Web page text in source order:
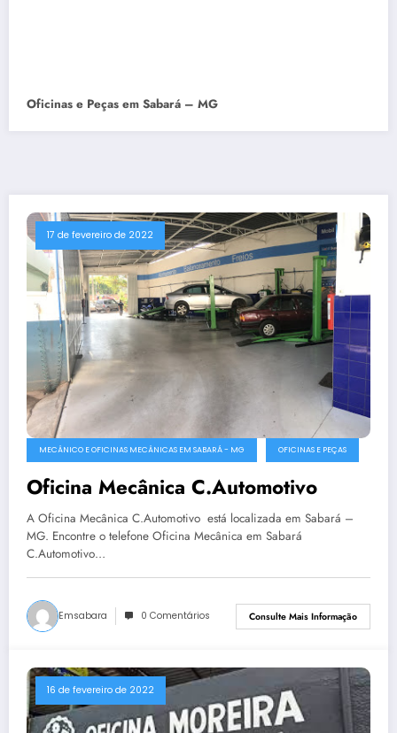
Oficinas e Peças em Sabará – MG
17 de fevereiro de 2022
MECÂNICO E OFICINAS MECÂNICAS EM SABARÁ - MG OFICINAS E PEÇAS
Oficina Mecânica C.Automotivo
A Oficina Mecânica C.Automotivo está localizada em Sabará –
MG. Encontre o telefone Oficina Mecânica em Sabará
C.Automotivo…
Emsabara 0 Comentários Consulte Mais Informação
16 de fevereiro de 2022